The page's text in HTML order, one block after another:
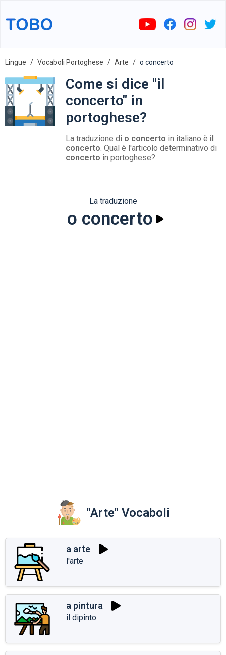
Lingue Vocaboli Portoghese Arte o concerto
Come si dice "il
concerto" in
portoghese?
La traduzione di o concerto in italiano è il
concerto. Qual è l'articolo determinativo di
concerto in portoghese?
La traduzione
o concerto
"Arte" Vocaboli
a arte
l'arte
a pintura
il dipinto